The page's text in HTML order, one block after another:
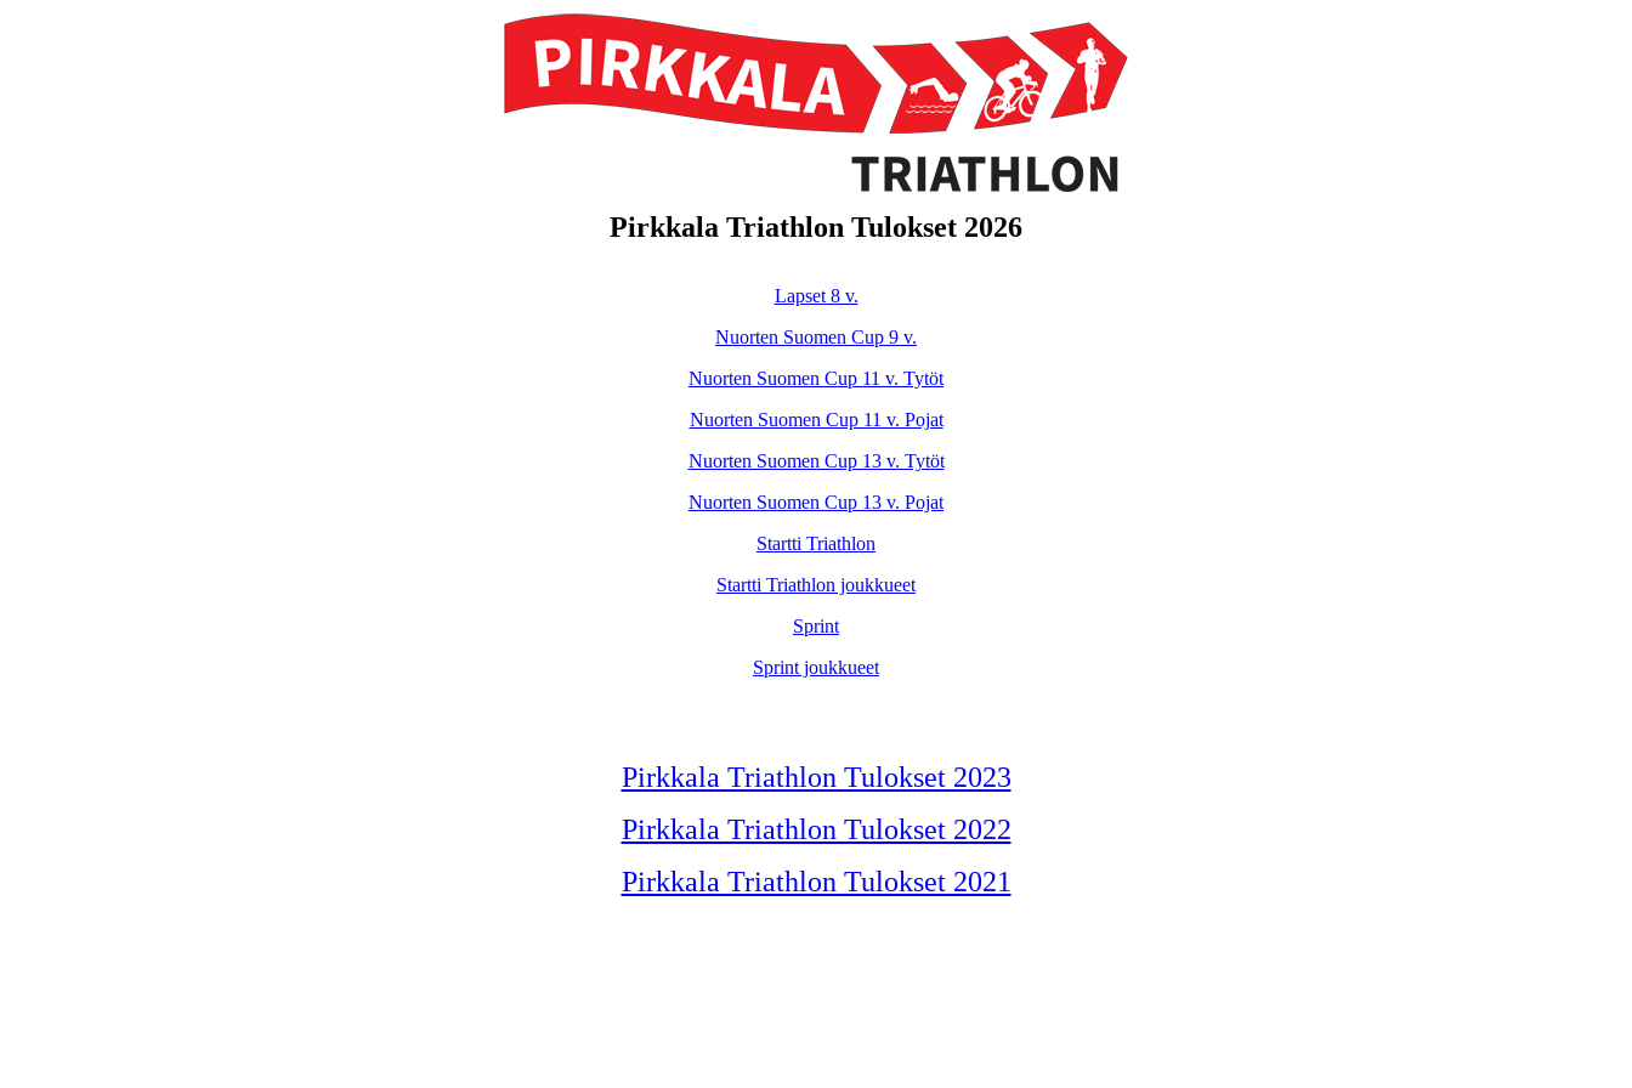
Pirkkala Triathlon Tulokset 2026
Lapset 8 v.
Nuorten Suomen Cup 9 v.
Nuorten Suomen Cup 11 v. Tytöt
Nuorten Suomen Cup 11 v. Pojat
Nuorten Suomen Cup 13 v. Tytöt
Nuorten Suomen Cup 13 v. Pojat
Startti Triathlon
Startti Triathlon joukkueet
Sprint
Sprint joukkueet
Pirkkala Triathlon Tulokset 2023
Pirkkala Triathlon Tulokset 2022
Pirkkala Triathlon Tulokset 2021